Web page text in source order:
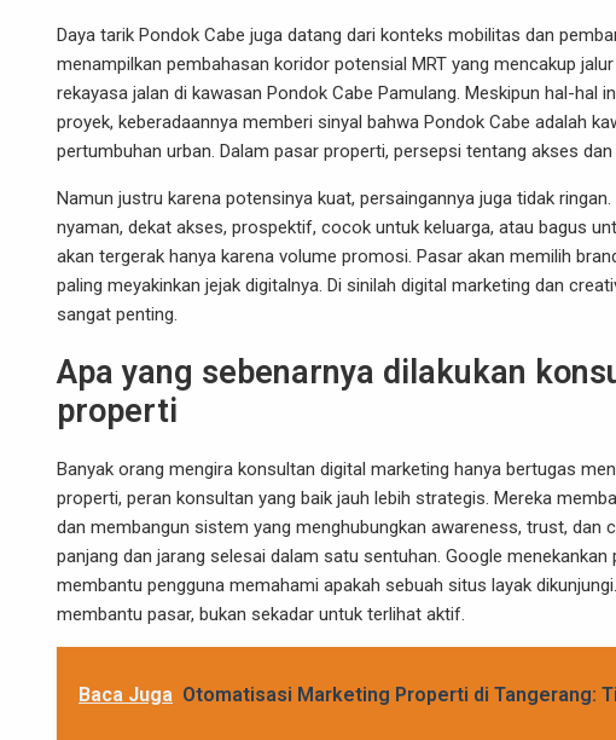
Daya tarik Pondok Cabe juga datang dari konteks mobilitas dan
menampilkan pembahasan koridor potensial MRT yang mencakup
rekayasa jalan di kawasan Pondok Cabe Pamulang. Meskipun hal-
proyek, keberadaannya memberi sinyal bahwa Pondok Cabe adalah
pertumbuhan urban. Dalam pasar properti, persepsi tentang akses
Namun justru karena potensinya kuat, persaingannya juga tidak
nyaman, dekat akses, prospektif, cocok untuk keluarga, atau bagus
akan tergerak hanya karena volume promosi. Pasar akan memilih
paling meyakinkan jejak digitalnya. Di sinilah digital marketing dan
sangat penting.
Apa yang sebenarnya dilakukan
properti
Banyak orang mengira konsultan digital marketing hanya bertugas
properti, peran konsultan yang baik jauh lebih strategis. Mereka
dan membangun sistem yang menghubungkan awareness, trust, dan
panjang dan jarang selesai dalam satu sentuhan. Google
membantu pengguna memahami apakah sebuah situs layak
membantu pasar, bukan sekadar untuk terlihat aktif.
Baca Juga Otomatisasi Marketing Properti di Tangerang: